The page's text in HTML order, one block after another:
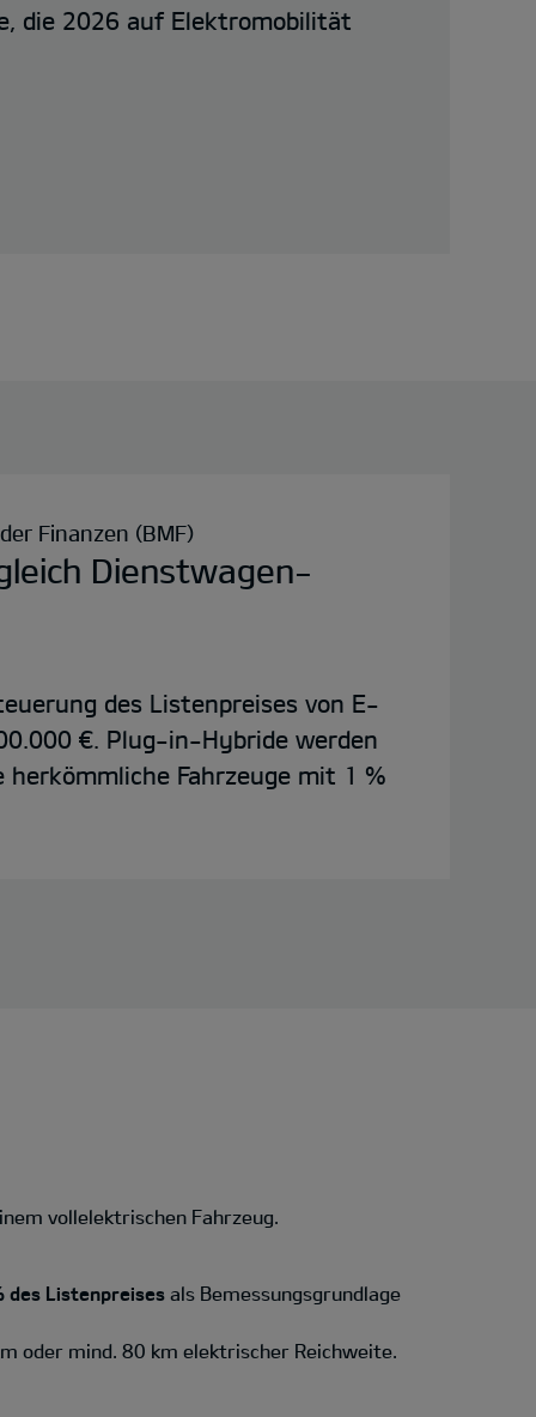
die 2026 auf Elektromobilität
Finanzen (BMF)
Dienstwagen-
des Listenpreises von E-
€. Plug-in-Hybride werden
herkömmliche Fahrzeuge mit 1 %
vollelektrischen Fahrzeug.
des Listenpreises als Bemessungsgrundlage
oder mind. 80 km elektrischer Reichweite.